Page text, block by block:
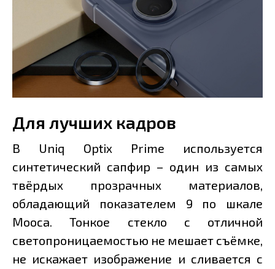
Для лучших кадров
В Uniq Optix Prime используется
синтетический сапфир – один из самых
твёрдых прозрачных материалов,
обладающий показателем 9 по шкале
Мооса. Тонкое стекло с отличной
светопроницаемостью не мешает съёмке,
не искажает изображение и сливается с